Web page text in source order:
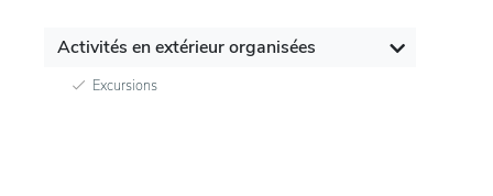
Activités en extérieur organisées
Excursions